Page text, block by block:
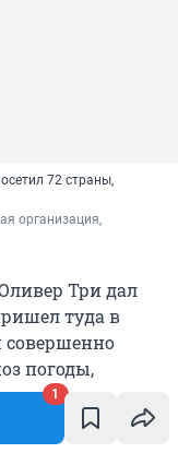
1
72 страны,
организация,
Три дал
туда в
совершенно
погоды,